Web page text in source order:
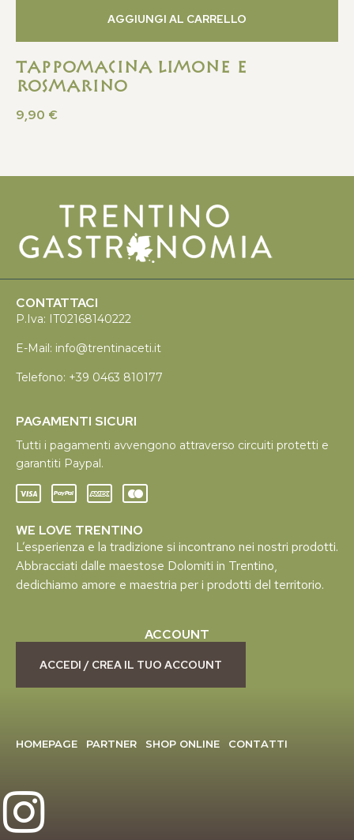
Tappomacina Limone e
Rosmarino
9,90 €
AGGIUNGI AL CARRELLO
CONTATTACI
P.Iva: IT02168140222
E-Mail: info@trentinaceti.it
Telefono: +39 0463 810177
PAGAMENTI SICURI
Tutti i pagamenti avvengono attraverso circuiti protetti e
garantiti Paypal.
WE LOVE TRENTINO
L’esperienza e la tradizione si incontrano nei nostri prodotti.
Abbracciati dalle maestose Dolomiti in Trentino,
dedichiamo amore e maestria per i prodotti del territorio.
ACCOUNT
ACCEDI / CREA IL TUO ACCOUNT
HOMEPAGE PARTNER SHOP ONLINE CONTATTI